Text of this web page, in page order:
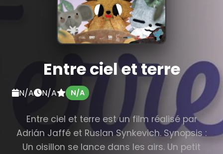
Entre ciel et terre
N/A N/A N/A
Entre ciel et terre est un film réalisé par
Adrián Jaffé et Ruslan Synkevich. Synopsis :
Un oisillon se lance dans les airs. Un petit